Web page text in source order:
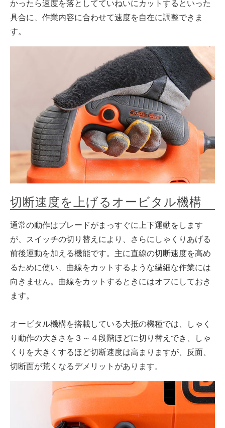
かったら速度を落としてていねいにカットするといった
具合に、作業内容に合わせて速度を自在に調整できま
す。
切断速度を上げるオービタル機構
通常の動作はブレードがまっすぐに上下運動をします
が、スイッチの切り替えにより、さらにしゃくりあげる
前後運動を加える機能です。主に直線の切断速度を高め
るために使い、曲線をカットするような繊細な作業には
向きません。曲線をカットするときにはオフにしておき
ます。
オービタル機構を搭載している大抵の機種では、しゃく
り動作の大きさを３～４段階ほどに切り替えでき、しゃ
くりを大きくするほど切断速度は高まりますが、反面、
切断面が荒くなるデメリットがあります。